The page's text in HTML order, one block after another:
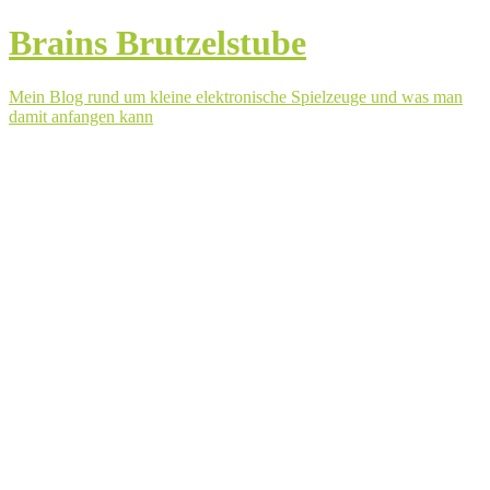
Brains Brutzelstube
Mein Blog rund um kleine elektronische Spielzeuge und was man
damit anfangen kann